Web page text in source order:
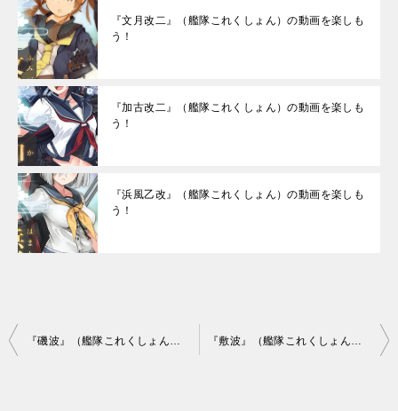
『文月改二』（艦隊これくしょん）の動画を楽しも
う！
『加古改二』（艦隊これくしょん）の動画を楽しも
う！
『浜風乙改』（艦隊これくしょん）の動画を楽しも
う！
投